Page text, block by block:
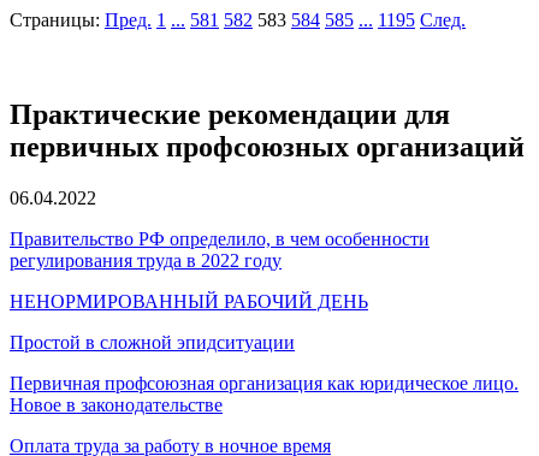
Страницы: Пред. 1 ... 581 582 583 584 585 ... 1195 След.
Практические рекомендации для
первичных профсоюзных организаций
06.04.2022
Правительство РФ определило, в чем особенности
регулирования труда в 2022 году
НЕНОРМИРОВАННЫЙ РАБОЧИЙ ДЕНЬ
Простой в сложной эпидситуации
Первичная профсоюзная организация как юридическое лицо.
Новое в законодательстве
Оплата труда за работу в ночное время